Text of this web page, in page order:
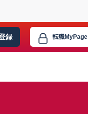
録 転職MyPage